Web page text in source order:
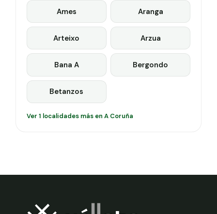
Ames Aranga
Arteixo Arzua
Bana A Bergondo
Betanzos
Ver 1 localidades más en A Coruña